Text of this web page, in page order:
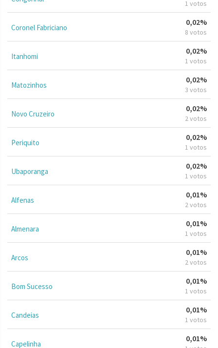
1 votos
Coronel Fabriciano
0,02%
8 votos
Itanhomi
0,02%
1 votos
Matozinhos
0,02%
3 votos
Novo Cruzeiro
0,02%
2 votos
Periquito
0,02%
1 votos
Ubaporanga
0,02%
1 votos
Alfenas
0,01%
2 votos
Almenara
0,01%
1 votos
Arcos
0,01%
2 votos
Bom Sucesso
0,01%
1 votos
Candeias
0,01%
1 votos
Capelinha
0,01%